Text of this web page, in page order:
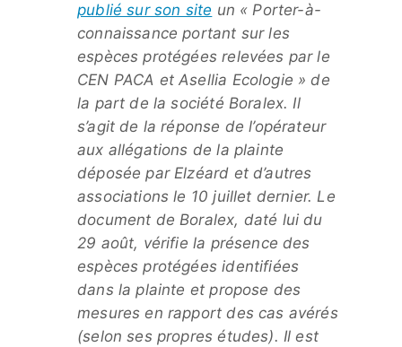
publié sur son site un « Porter-à-
connaissance portant sur les
espèces protégées relevées par le
CEN PACA et Asellia Ecologie » de
la part de la société Boralex. Il
s’agit de la réponse de l’opérateur
aux allégations de la plainte
déposée par Elzéard et d’autres
associations le 10 juillet dernier. Le
document de Boralex, daté lui du
29 août, vérifie la présence des
espèces protégées identifiées
dans la plainte et propose des
mesures en rapport des cas avérés
(selon ses propres études). Il est